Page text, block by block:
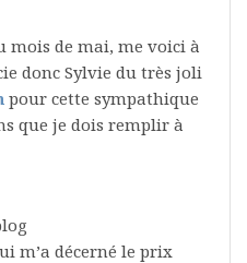
mois de mai, me voici à
donc Sylvie du très joli
pour cette sympathique
que je dois remplir à
m’a décerné le prix